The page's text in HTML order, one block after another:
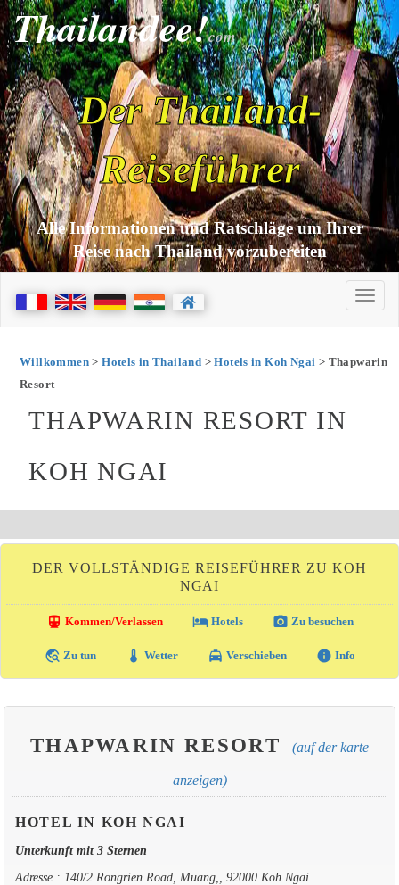
Thailandee!com
Der Thailand-
Reiseführer
Alle Informationen und Ratschläge um Ihrer
Reise nach Thailand vorzubereiten
Willkommen>Hotels in Thailand >Hotels in Koh Ngai > Thapwarin
Resort
THAPWARIN RESORT IN
KOH NGAI
DER VOLLSTÄNDIGE REISEFÜHRER ZU KOH
NGAI
directions_transit Kommen/Verlassen local_hotelHotels photo_camera Zu besuchen
travel_explore Zu tun thermostat Wetter local_taxi Verschieben info Info
THAPWARIN RESORT (auf der karte
anzeigen)
HOTEL IN KOH NGAI
Unterkunft mit 3 Sternen
Adresse : 140/2 Rongrien Road, Muang,, 92000 Koh Ngai